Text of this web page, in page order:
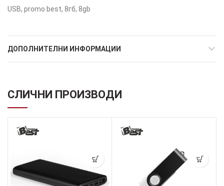
USB, promo best, 8гб, 8gb
ДОПОЛНИТЕЛНИ ИНФОРМАЦИИ
СЛИЧНИ ПРОИЗВОДИ